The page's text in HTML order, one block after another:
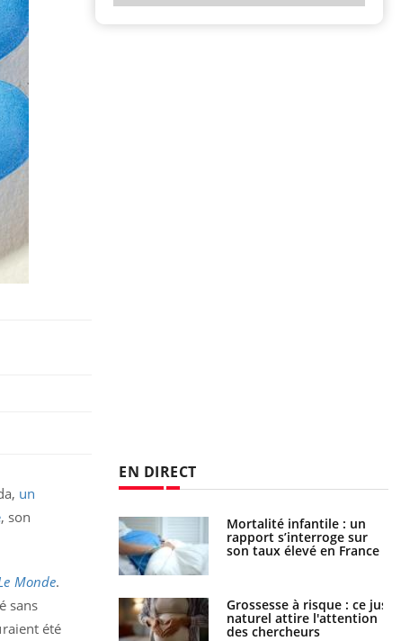
un
, son
Monde.
sans
été
EN DIRECT
métabolique :
éviter une otite
les vacances ?
Mortalité infantile : un
rapport s’interroge sur
son taux élevé en France
Grossesse à risque : ce jus
naturel attire l'attention
des chercheurs